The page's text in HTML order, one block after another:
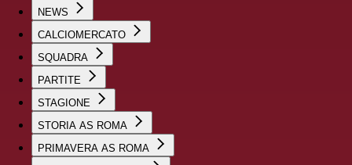
NEWS
CALCIOMERCATO
SQUADRA
PARTITE
STAGIONE
STORIA AS ROMA
PRIMAVERA AS ROMA